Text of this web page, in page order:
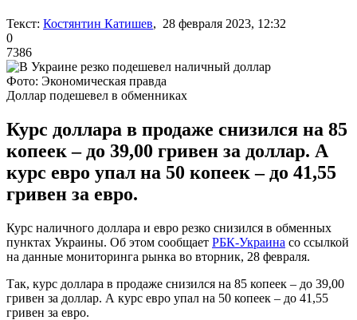
Текст: Костянтин Катишев, 28 февраля 2023, 12:32
0
7386
Фото: Экономическая правда
Доллар подешевел в обменниках
Курс доллара в продаже снизился на 85
копеек – до 39,00 гривен за доллар. А
курс евро упал на 50 копеек – до 41,55
гривен за евро.
Курс наличного доллара и евро резко снизился в обменных
пунктах Украины. Об этом сообщает РБК-Украина со ссылкой
на данные мониторинга рынка во вторник, 28 февраля.
Так, курс доллара в продаже снизился на 85 копеек – до 39,00
гривен за доллар. А курс евро упал на 50 копеек – до 41,55
гривен за евро.